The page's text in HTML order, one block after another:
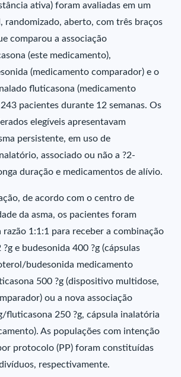
ativa) foram avaliadas em um
randomizado, aberto, com três braços
comparou a associação
(este medicamento),
(medicamento comparador) e o
fluticasona (medicamento
pacientes durante 12 semanas. Os
elegíveis apresentavam
persistente, em uso de
associado ou não a ?2-
duração e medicamentos de alívio.
de acordo com o centro de
da asma, os pacientes foram
razão 1:1:1 para receber a combinação
e budesonida 400 ?g (cápsulas
budesonida medicamento
500 ?g (dispositivo multidose,
ou a nova associação
fluticasona 250 ?g, cápsula inalatória
As populações com intenção
protocolo (PP) foram constituídas
respectivamente.